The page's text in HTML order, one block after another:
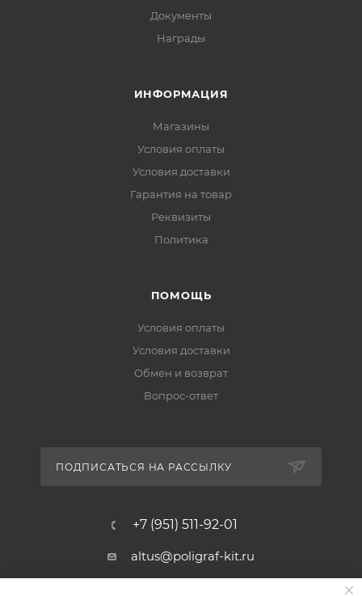
Документы
Награды
ИНФОРМАЦИЯ
Магазины
Условия оплаты
Условия доставки
Гарантия на товар
Реквизиты
Политика
ПОМОЩЬ
Условия оплаты
Условия доставки
Обмен и возврат
Вопрос-ответ
ПОДПИСАТЬСЯ НА РАССЫЛКУ
+7 (951) 511-92-01
altus@poligraf-kit.ru